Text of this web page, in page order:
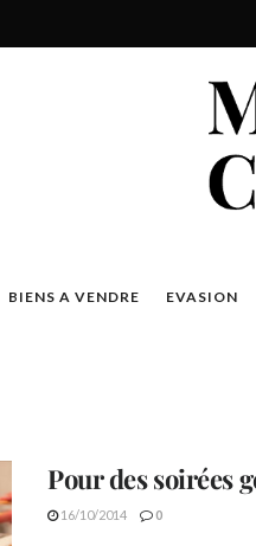
BIENS A VENDRE EVASION
Pour des soirées
16/10/2014 0